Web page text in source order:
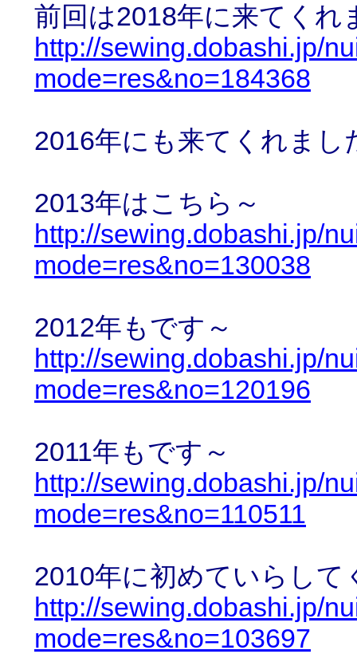
前回は2018年に来てくれ
http://sewing.dobashi.jp/
mode=res&no=184368
2016年にも来てくれまし
2013年はこちら～
http://sewing.dobashi.jp/
mode=res&no=130038
2012年もです～
http://sewing.dobashi.jp/
mode=res&no=120196
2011年もです～
http://sewing.dobashi.jp/
mode=res&no=110511
2010年に初めていらして
http://sewing.dobashi.jp/
mode=res&no=103697